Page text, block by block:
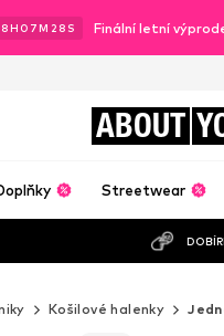
H 07M 25 S Finální letní
ABOUT
Streetwear
Košilové halenky